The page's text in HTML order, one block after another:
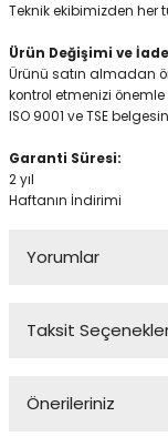
Teknik ekibimizden her
Ürün Değişimi ve
Ürünü satın almadan
kontrol etmenizi
ISO 9001 ve TSE
Garanti Süresi:
2 yıl
Haftanın İndirimi
Yorumlar
Taksit
Önerileriniz